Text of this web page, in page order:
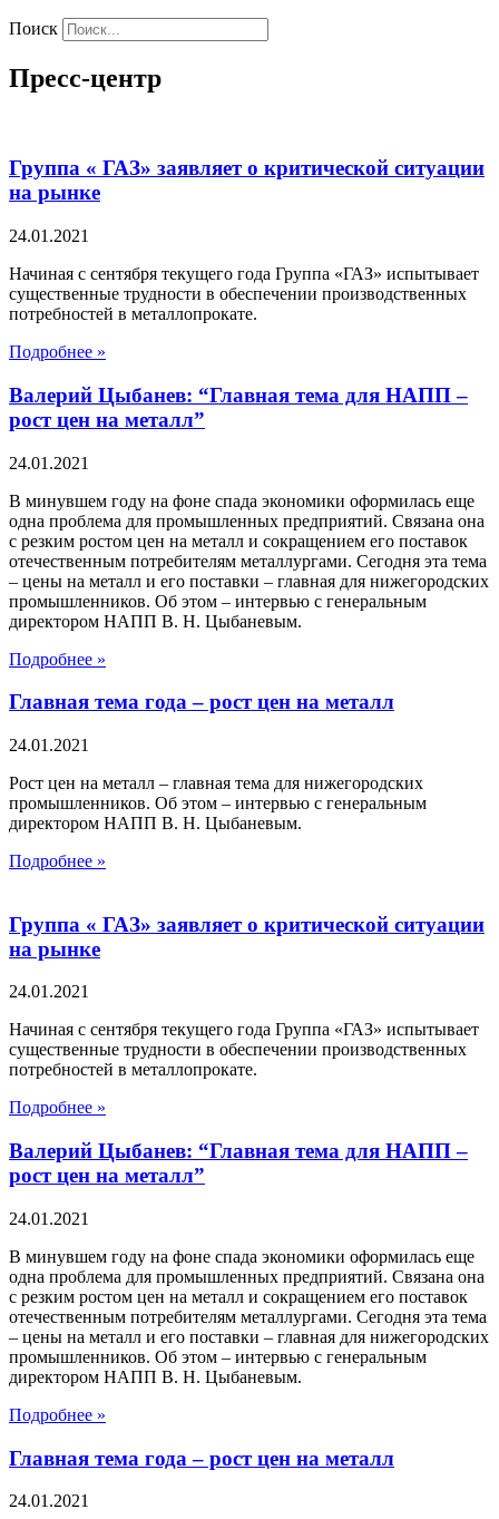
Поиск
Пресс-центр
Группа « ГАЗ» заявляет о критической ситуации
на рынке
24.01.2021
Начиная с сентября текущего года Группа «ГАЗ» испытывает
существенные трудности в обеспечении производственных
потребностей в металлопрокате.
Подробнее »
Валерий Цыбанев: “Главная тема для НАПП –
рост цен на металл”
24.01.2021
В минувшем году на фоне спада экономики оформилась еще
одна проблема для промышленных предприятий. Связана она
с резким ростом цен на металл и сокращением его поставок
отечественным потребителям металлургами. Сегодня эта тема
– цены на металл и его поставки – главная для нижегородских
промышленников. Об этом – интервью с генеральным
директором НАПП В. Н. Цыбаневым.
Подробнее »
Главная тема года – рост цен на металл
24.01.2021
Рост цен на металл – главная тема для нижегородских
промышленников. Об этом – интервью с генеральным
директором НАПП В. Н. Цыбаневым.
Подробнее »
Группа « ГАЗ» заявляет о критической ситуации
на рынке
24.01.2021
Начиная с сентября текущего года Группа «ГАЗ» испытывает
существенные трудности в обеспечении производственных
потребностей в металлопрокате.
Подробнее »
Валерий Цыбанев: “Главная тема для НАПП –
рост цен на металл”
24.01.2021
В минувшем году на фоне спада экономики оформилась еще
одна проблема для промышленных предприятий. Связана она
с резким ростом цен на металл и сокращением его поставок
отечественным потребителям металлургами. Сегодня эта тема
– цены на металл и его поставки – главная для нижегородских
промышленников. Об этом – интервью с генеральным
директором НАПП В. Н. Цыбаневым.
Подробнее »
Главная тема года – рост цен на металл
24.01.2021